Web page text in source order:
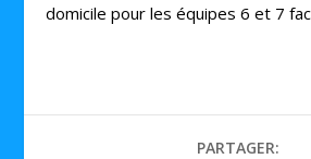
domicile pour les équipes 6 et 7
PARTAGER: